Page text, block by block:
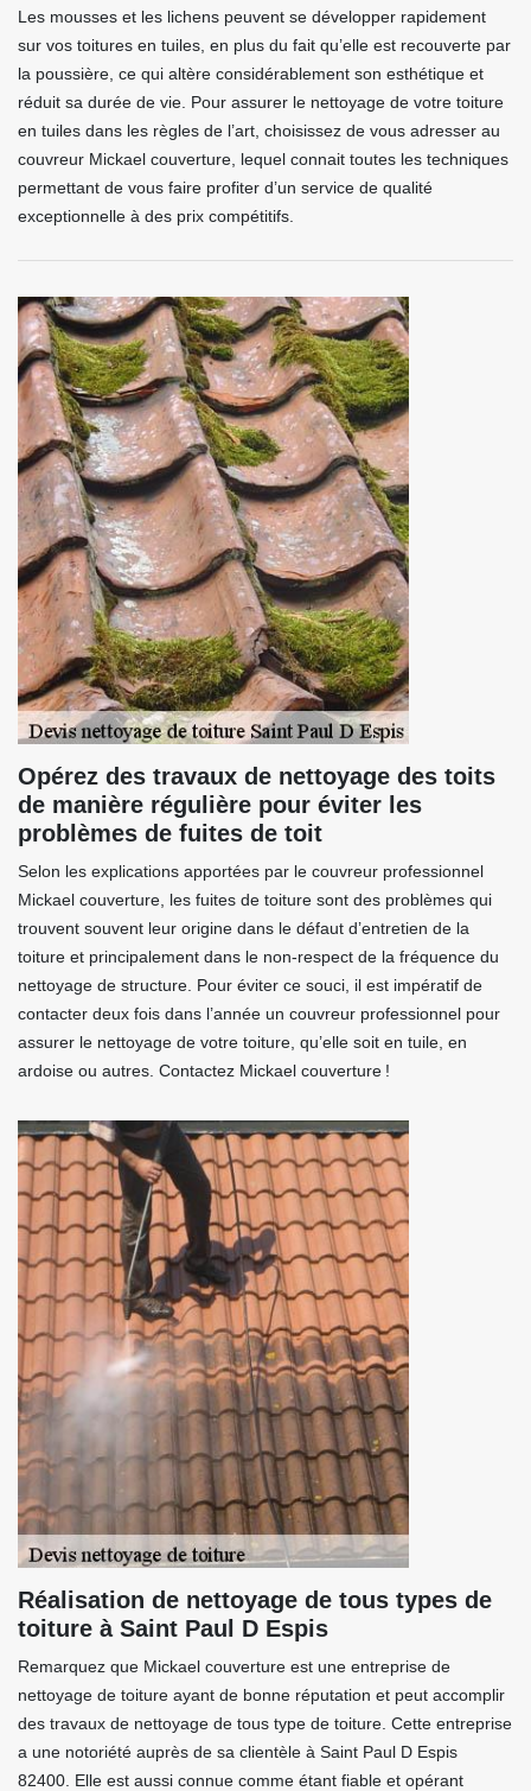
Les mousses et les lichens peuvent se développer rapidement
sur vos toitures en tuiles, en plus du fait qu’elle est recouverte par
la poussière, ce qui altère considérablement son esthétique et
réduit sa durée de vie. Pour assurer le nettoyage de votre toiture
en tuiles dans les règles de l’art, choisissez de vous adresser au
couvreur Mickael couverture, lequel connait toutes les techniques
permettant de vous faire profiter d’un service de qualité
exceptionnelle à des prix compétitifs.
Opérez des travaux de nettoyage des toits
de manière régulière pour éviter les
problèmes de fuites de toit
Selon les explications apportées par le couvreur professionnel
Mickael couverture, les fuites de toiture sont des problèmes qui
trouvent souvent leur origine dans le défaut d’entretien de la
toiture et principalement dans le non-respect de la fréquence du
nettoyage de structure. Pour éviter ce souci, il est impératif de
contacter deux fois dans l’année un couvreur professionnel pour
assurer le nettoyage de votre toiture, qu’elle soit en tuile, en
ardoise ou autres. Contactez Mickael couverture !
Réalisation de nettoyage de tous types de
toiture à Saint Paul D Espis
Remarquez que Mickael couverture est une entreprise de
nettoyage de toiture ayant de bonne réputation et peut accomplir
des travaux de nettoyage de tous type de toiture. Cette entreprise
a une notoriété auprès de sa clientèle à Saint Paul D Espis
82400. Elle est aussi connue comme étant fiable et opérant